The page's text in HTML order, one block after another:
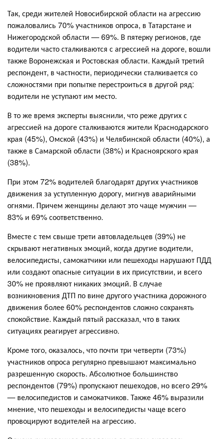
Так, среди жителей Новосибирской области на агрессию
пожаловались 70% участников опроса, в Татарстане и
Нижегородской области — 69%. В пятерку регионов, где
водители часто сталкиваются с агрессией на дороге, вошли
также Воронежская и Ростовская области. Каждый третий
респондент, в частности, периодически сталкивается со
сложностями при попытке перестроиться в другой ряд:
водители не уступают им место.
В то же время эксперты выяснили, что реже других с
агрессией на дороге сталкиваются жители Краснодарского
края (45%), Омской (43%) и Челябинской области (40%), а
также в Самарской области (38%) и Красноярского края
(38%).
При этом 72% водителей благодарят других участников
движения за уступленную дорогу, мигнув аварийными
огнями. Причем женщины делают это чаще мужчин —
83% и 69% соответственно.
Вместе с тем свыше трети автовладельцев (39%) не
скрывают негативных эмоций, когда другие водители,
велосипедисты, самокатчики или пешеходы нарушают ПДД
или создают опасные ситуации в их присутствии, и всего
30% не проявляют никаких эмоций. В случае
возникновения ДТП по вине другого участника дорожного
движения более 60% респондентов сложно сохранять
спокойствие. Каждый пятый рассказал, что в таких
ситуациях реагирует агрессивно.
Кроме того, оказалось, что почти три четверти (73%)
участников опроса регулярно превышают максимально
разрешенную скорость. Абсолютное большинство
респондентов (79%) пропускают пешеходов, но всего 29%
— велосипедистов и самокатчиков. Также 46% выразили
мнение, что пешеходы и велосипедисты чаще всего
провоцируют водителей на агрессию.